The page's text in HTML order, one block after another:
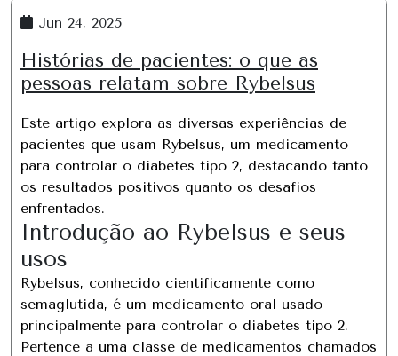
Jun 24, 2025
Histórias de pacientes: o que as
pessoas relatam sobre Rybelsus
Este artigo explora as diversas experiências de
pacientes que usam Rybelsus, um medicamento
para controlar o diabetes tipo 2, destacando tanto
os resultados positivos quanto os desafios
enfrentados.
Introdução ao Rybelsus e seus
usos
Rybelsus, conhecido cientificamente como
semaglutida, é um medicamento oral usado
principalmente para controlar o diabetes tipo 2.
Pertence a uma classe de medicamentos chamados